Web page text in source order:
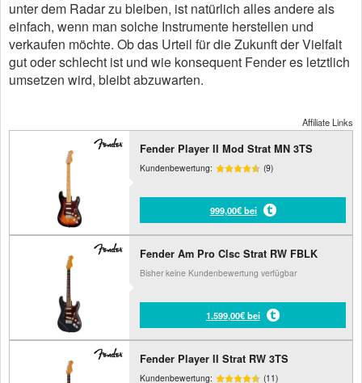
unter dem Radar zu bleiben, ist natürlich alles andere als
einfach, wenn man solche Instrumente herstellen und
verkaufen möchte. Ob das Urteil für die Zukunft der Vielfalt
gut oder schlecht ist und wie konsequent Fender es letztlich
umsetzen wird, bleibt abzuwarten.
Affiliate Links
Fender Player II Mod Strat MN 3TS
Kundenbewertung: (9)
999,00€ bei
Fender Am Pro Clsc Strat RW FBLK
Bisher keine Kundenbewertung verfügbar
1.599,00€ bei
Fender Player II Strat RW 3TS
Kundenbewertung: (11)